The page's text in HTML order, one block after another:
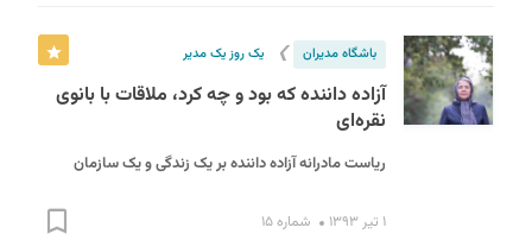
باشگاه مدیران ❯ یک روز یک مدیر
آزاده داننده که بود و چه کرد، ملاقات با بانوی
نقره‌ای
ریاست مادرانه آزاده داننده بر یک زندگی و یک سازمان
۱ تیر ۱۳۹۳ شماره ۱۵